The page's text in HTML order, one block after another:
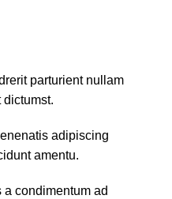
parturient nullam
adipiscing
amentu.
condimentum ad